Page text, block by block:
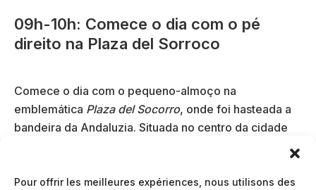
Pour offrir les meilleures expériences, nous utilisons des
09h-10h: Comece o dia com o pé
direito na Plaza del Sorroco
Comece o dia com o pequeno-almoço na
emblemática Plaza del Socorro, onde foi hasteada a
bandeira da Andaluzia. Situada no centro da cidade